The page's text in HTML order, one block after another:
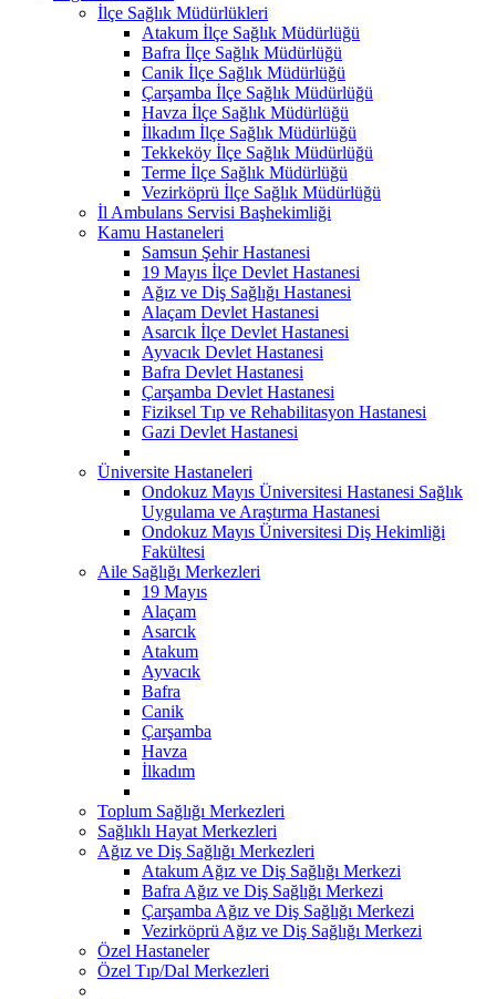
İlçe Sağlık Müdürlükleri
Atakum İlçe Sağlık Müdürlüğü
Bafra İlçe Sağlık Müdürlüğü
Canik İlçe Sağlık Müdürlüğü
Çarşamba İlçe Sağlık Müdürlüğü
Havza İlçe Sağlık Müdürlüğü
İlkadım İlçe Sağlık Müdürlüğü
Tekkeköy İlçe Sağlık Müdürlüğü
Terme İlçe Sağlık Müdürlüğü
Vezirköprü İlçe Sağlık Müdürlüğü
İl Ambulans Servisi Başhekimliği
Kamu Hastaneleri
Samsun Şehir Hastanesi
19 Mayıs İlçe Devlet Hastanesi
Ağız ve Diş Sağlığı Hastanesi
Alaçam Devlet Hastanesi
Asarcık İlçe Devlet Hastanesi
Ayvacık Devlet Hastanesi
Bafra Devlet Hastanesi
Çarşamba Devlet Hastanesi
Fiziksel Tıp ve Rehabilitasyon Hastanesi
Gazi Devlet Hastanesi
Üniversite Hastaneleri
Ondokuz Mayıs Üniversitesi Hastanesi Sağlık
Uygulama ve Araştırma Hastanesi
Ondokuz Mayıs Üniversitesi Diş Hekimliği
Fakültesi
Aile Sağlığı Merkezleri
19 Mayıs
Alaçam
Asarcık
Atakum
Ayvacık
Bafra
Canik
Çarşamba
Havza
İlkadım
Toplum Sağlığı Merkezleri
Sağlıklı Hayat Merkezleri
Ağız ve Diş Sağlığı Merkezleri
Atakum Ağız ve Diş Sağlığı Merkezi
Bafra Ağız ve Diş Sağlığı Merkezi
Çarşamba Ağız ve Diş Sağlığı Merkezi
Vezirköprü Ağız ve Diş Sağlığı Merkezi
Özel Hastaneler
Özel Tıp/Dal Merkezleri